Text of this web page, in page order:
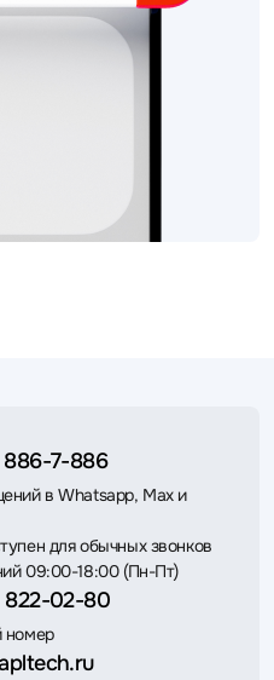
886-7-886
в Whatsapp, Max и
для обычных звонков
09:00-18:00 (Пн-Пт)
822-02-80
номер